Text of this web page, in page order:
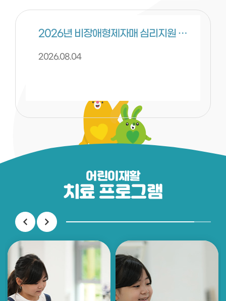
2026년 비장애형제자매 심리지원 프로그램 안내
2026.08.04
어린이재활
치료 프로그램